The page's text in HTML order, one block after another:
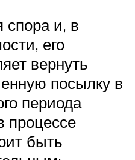
спора и, в
его
вернуть
посылку в
периода
процессе
быть